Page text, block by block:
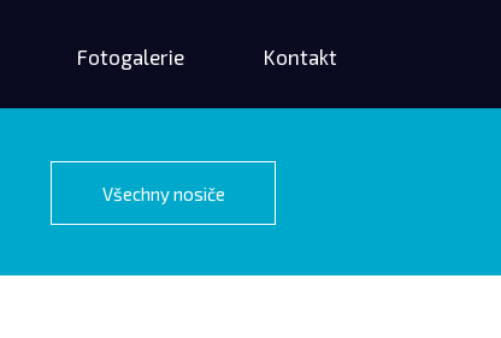
Všechny nosiče
Fotogalerie Kontakt